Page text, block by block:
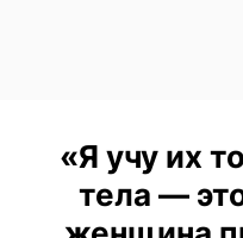
«Я учу их
тела —